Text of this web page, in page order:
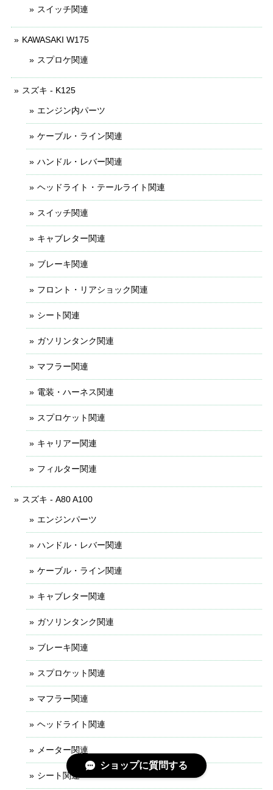
スイッチ関連
KAWASAKI W175
スプロケ関連
スズキ - K125
エンジン内パーツ
ケーブル・ライン関連
ハンドル・レバー関連
ヘッドライト・テールライト関連
スイッチ関連
キャブレター関連
ブレーキ関連
フロント・リアショック関連
シート関連
ガソリンタンク関連
マフラー関連
電装・ハーネス関連
スプロケット関連
キャリアー関連
フィルター関連
スズキ - A80 A100
エンジンパーツ
ハンドル・レバー関連
ケーブル・ライン関連
キャブレター関連
ガソリンタンク関連
ブレーキ関連
スプロケット関連
マフラー関連
ヘッドライト関連
メーター関連
シート関連
ショップに質問する